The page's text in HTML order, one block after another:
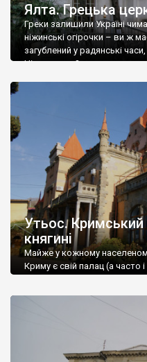
Ялта. Грецька
Греки залишили Україні
ніжинські огірочки – ви ж
загублений у радянські
Ніжин греки?
Утьос. Кримський
княгині
Майже у кожному
Криму є свій палац (а часто